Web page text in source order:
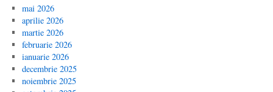
mai 2026
aprilie 2026
martie 2026
februarie 2026
ianuarie 2026
decembrie 2025
noiembrie 2025